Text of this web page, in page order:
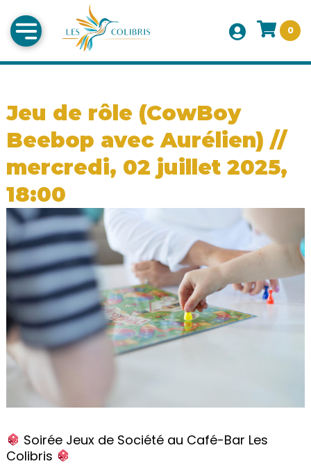
0
Jeu de rôle (CowBoy
Beebop avec Aurélien) //
mercredi, 02 juillet 2025,
18:00
Soirée Jeux de Société au Café-Bar Les
Colibris